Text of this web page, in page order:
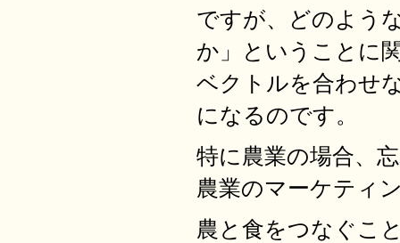
ですが、どのよう
か」ということに
ベクトルを合わせ
になるのです。
特に農業の場合、
農業のマーケティ
農と食をつなぐこ